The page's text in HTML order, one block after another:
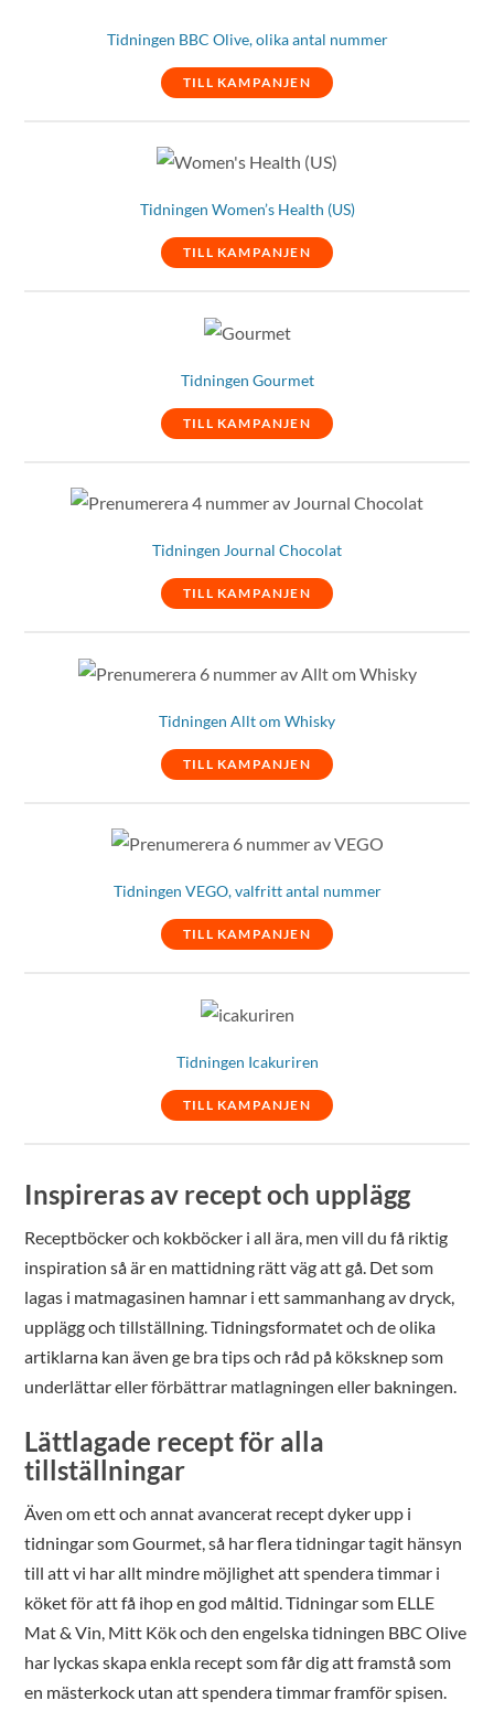
Tidningen BBC Olive, olika antal nummer
TILL KAMPANJEN
Tidningen Women’s Health (US)
TILL KAMPANJEN
Tidningen Gourmet
TILL KAMPANJEN
Tidningen Journal Chocolat
TILL KAMPANJEN
Tidningen Allt om Whisky
TILL KAMPANJEN
Tidningen VEGO, valfritt antal nummer
TILL KAMPANJEN
Tidningen Icakuriren
TILL KAMPANJEN
Inspireras av recept och upplägg
Receptböcker och kokböcker i all ära, men vill du få riktig
inspiration så är en mattidning rätt väg att gå. Det som
lagas i matmagasinen hamnar i ett sammanhang av dryck,
upplägg och tillställning. Tidningsformatet och de olika
artiklarna kan även ge bra tips och råd på köksknep som
underlättar eller förbättrar matlagningen eller bakningen.
Lättlagade recept för alla
tillställningar
Även om ett och annat avancerat recept dyker upp i
tidningar som Gourmet, så har flera tidningar tagit hänsyn
till att vi har allt mindre möjlighet att spendera timmar i
köket för att få ihop en god måltid. Tidningar som ELLE
Mat & Vin, Mitt Kök och den engelska tidningen BBC Olive
har lyckas skapa enkla recept som får dig att framstå som
en mästerkock utan att spendera timmar framför spisen.